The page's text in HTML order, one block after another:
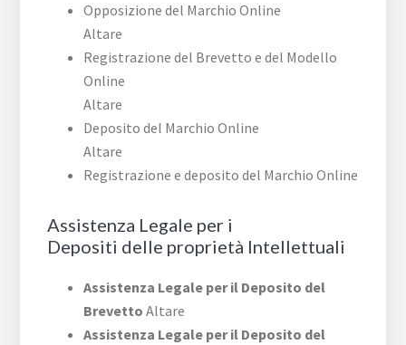
Opposizione del Marchio Online
Altare
Registrazione del Brevetto e del Modello
Online
Altare
Deposito del Marchio Online
Altare
Registrazione e deposito del Marchio Online
Assistenza Legale per i
Depositi delle proprietà Intellettuali
Assistenza Legale per il Deposito del
Brevetto Altare
Assistenza Legale per il Deposito del